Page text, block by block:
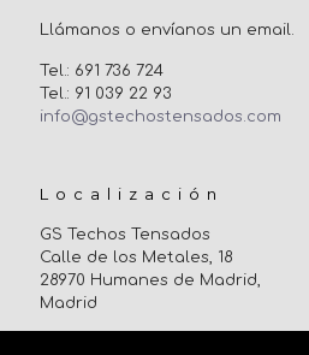
Llámanos o envíanos un email.
Tel.: 691 736 724
Tel.: 91 039 22 93
info@gstechostensados.com
Localización
GS Techos Tensados
Calle de los Metales, 18
28970 Humanes de Madrid,
Madrid